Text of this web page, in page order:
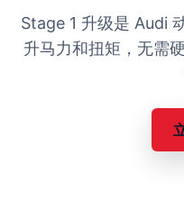
Stage 1 升级是 Audi
升马力和扭矩，无需